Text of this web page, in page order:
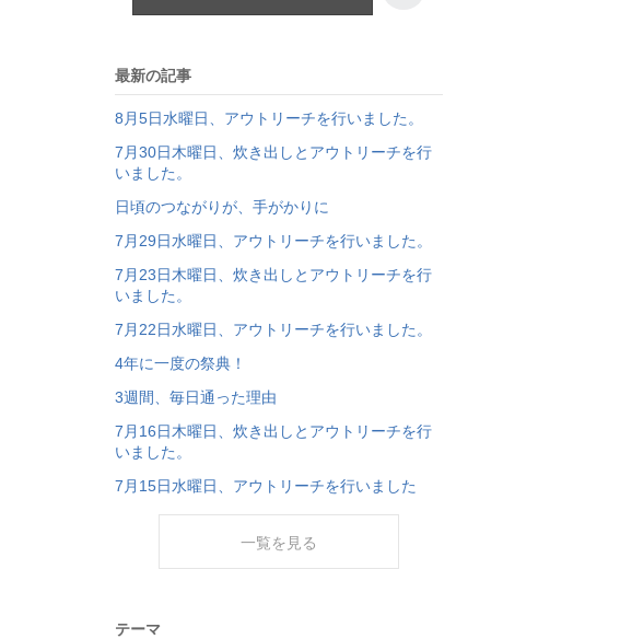
最新の記事
8月5日水曜日、アウトリーチを行いました。
7月30日木曜日、炊き出しとアウトリーチを行
いました。
日頃のつながりが、手がかりに
7月29日水曜日、アウトリーチを行いました。
7月23日木曜日、炊き出しとアウトリーチを行
いました。
7月22日水曜日、アウトリーチを行いました。
4年に一度の祭典！
3週間、毎日通った理由
7月16日木曜日、炊き出しとアウトリーチを行
いました。
7月15日水曜日、アウトリーチを行いました
一覧を見る
テーマ